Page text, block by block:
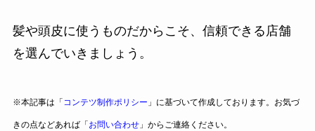
髪や頭皮に使うものだからこそ、信頼できる店舗
を選んでいきましょう。
※本記事は「 コンテツ制作ポリシー 」に基づいて作成しております。お気づ
きの点などあれば「お問い合わせ」からご連絡ください。